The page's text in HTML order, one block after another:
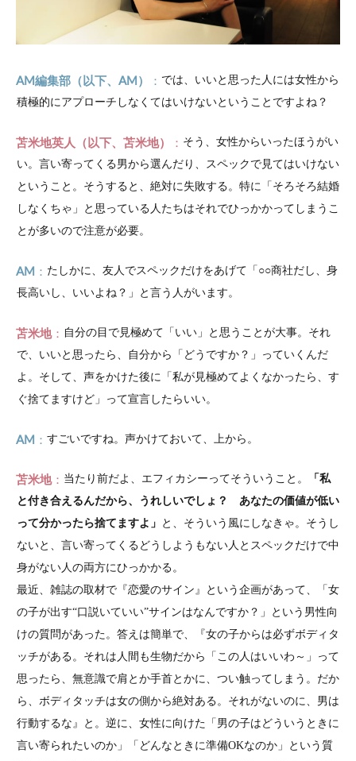
AM編集部（以下、AM）
では、いいと思った人には女性から
積極的にアプローチしなくてはいけないということですよね？
苫米地英人（以下、苫米地）
そう、女性からいったほうがい
い。言い寄ってくる男から選んだり、スペックで見てはいけない
ということ。そうすると、絶対に失敗する。特に「そろそろ結婚
しなくちゃ」と思っている人たちはそれでひっかかってしまうこ
とが多いので注意が必要。
AM
たしかに、友人でスペックだけをあげて「○○商社だし、身
長高いし、いいよね？」と言う人がいます。
苫米地
自分の目で見極めて「いい」と思うことが大事。それ
で、いいと思ったら、自分から「どうですか？」っていくんだ
よ。そして、声をかけた後に「私が見極めてよくなかったら、す
ぐ捨てますけど」って宣言したらいい。
AM すごいですね。声かけておいて、上から。
苫米地 当たり前だよ、エフィカシーってそういうこと。
「私
と付き合えるんだから、うれしいでしょ？ あなたの価値が低い
って分かったら捨てますよ」 と、そういう風にしなきゃ。そうし
ないと、言い寄ってくるどうしようもない人とスペックだけで中
身がない人の両方にひっかかる。
最近、雑誌の取材で『恋愛のサイン』という企画があって、「女
の子が出す“口説いていい”サインはなんですか？」という男性向
けの質問があった。答えは簡単で、『女の子からは必ずボディタ
ッチがある。それは人間も生物だから「この人はいいわ～」って
思ったら、無意識で肩とか手首とかに、つい触ってしまう。だか
ら、ボディタッチは女の側から絶対ある。それがないのに、男は
行動するな』と。逆に、女性に向けた「男の子はどういうときに
言い寄られたいのか」「どんなときに準備OKなのか」という質